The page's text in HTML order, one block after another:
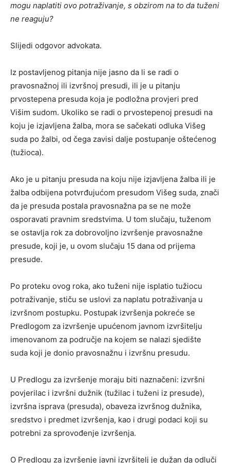
mogu naplatiti ovo potraživanje, s obzirom na to da tuženi
ne reaguju?
Slijedi odgovor advokata.
Iz postavljenog pitanja nije jasno da li se radi o
pravosnažnoj ili izvršnoj presudi, ili je u pitanju
prvostepena presuda koja je podložna provjeri pred
Višim sudom. Ukoliko se radi o prvostepenoj presudi na
koju je izjavljena žalba, mora se sačekati odluka Višeg
suda po žalbi, od čega zavisi dalje postupanje oštećenog
(tužioca).
Ako je u pitanju presuda na koju nije izjavljena žalba ili je
žalba odbijena potvrđujućom presudom Višeg suda, znači
da je presuda postala pravosnažna pa se ne može
osporavati pravnim sredstvima. U tom slučaju, tuženom
se ostavlja rok za dobrovoljno izvršenje pravosnažne
presude, koji je, u ovom slučaju 15 dana od prijema
presude.
Po proteku ovog roka, ako tuženi nije isplatio tužiocu
potraživanje, stiču se uslovi za naplatu potraživanja u
izvršnom postupku. Postupak izvršenja pokreće se
Predlogom za izvršenje upućenom javnom izvršitelju
imenovanom za područje na kojem se nalazi sjedište
suda koji je donio pravosnažnu i izvršnu presudu.
U Predlogu za izvršenje moraju biti naznačeni: izvršni
povjerilac i izvršni dužnik (tužilac i tuženi iz presude),
izvršna isprava (presuda), obaveza izvršnog dužnika,
sredstvo i predmet izvršenja, kao i drugi podaci koji su
potrebni za sprovođenje izvršenja.
O Predlogu za izvršenje javni izvršitelj je dužan da odluči